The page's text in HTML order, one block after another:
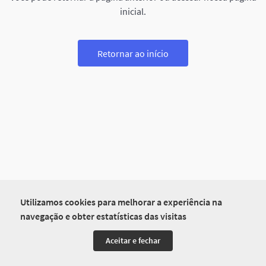
Utilizamos cookies para melhorar a experiência na
navegação e obter estatísticas das visitas
Aceitar e fechar
inicial.
Retornar ao início